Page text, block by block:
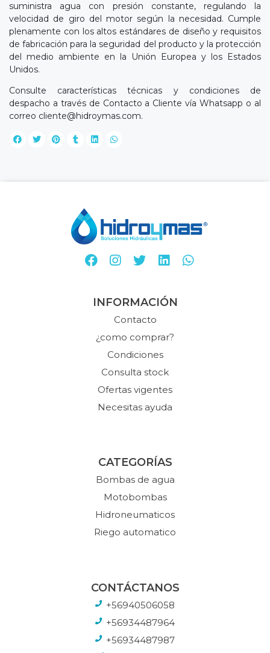
suministra agua con presión constante, regulando la
velocidad de giro del motor según la necesidad. Cumple
plenamente con los altos estándares de diseño y requisitos
de fabricación para la seguridad del producto y la protección
del medio ambiente en la Unión Europea y los Estados
Unidos.
Consulte características técnicas y condiciones de
despacho a través de Contacto a Cliente vía Whatsapp o al
correo cliente@hidroymas.com.
INFORMACIÓN
Contacto
¿como comprar?
Condiciones
Consulta stock
Ofertas vigentes
Necesitas ayuda
CATEGORÍAS
Bombas de agua
Motobombas
Hidroneumaticos
Riego automatico
CONTÁCTANOS
+56940506058
+56934487964
+56934487987